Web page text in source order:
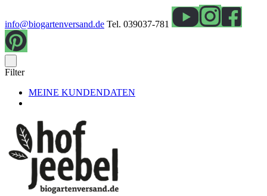
info@biogartenversand.de Tel. 039037-781
Filter
MEINE KUNDENDATEN